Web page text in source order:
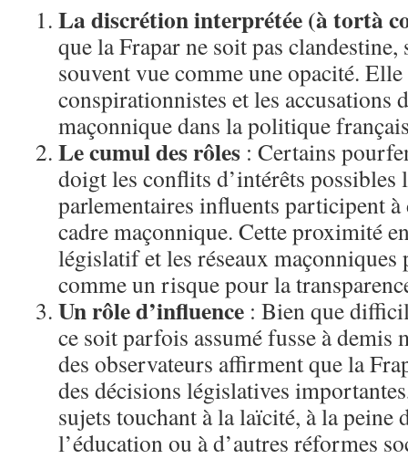
La discrétion interprétée (à tortà
que la Frapar ne soit pas clandestine,
souvent vue comme une opacité.
conspirationnistes et les accusations
maçonnique dans la politique
Le cumul des rôles : Certains
doigt les conflits d’intérêts possibles
parlementaires influents participent à
cadre maçonnique. Cette proximité
législatif et les réseaux maçonniques
comme un risque pour la
Un rôle d’influence : Bien que
ce soit parfois assumé fusse à demis
des observateurs affirment que la
des décisions législatives
sujets touchant à la laïcité, à la peine
l’éducation ou à d’autres réformes